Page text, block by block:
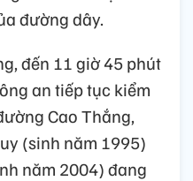
đường dây.
đến 11 giờ 45 phút
an tiếp tục kiểm
Cao Thắng,
(sinh năm 1995)
năm 2004) đang